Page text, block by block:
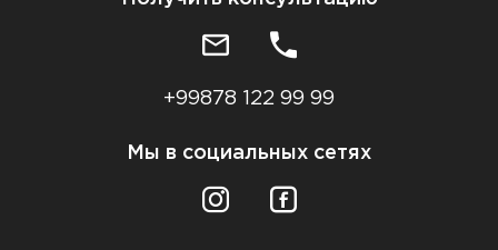
+99878 122 99 99
Мы в социальных сетях